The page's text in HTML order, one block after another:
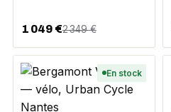
1 049 €2 349 €
En stock